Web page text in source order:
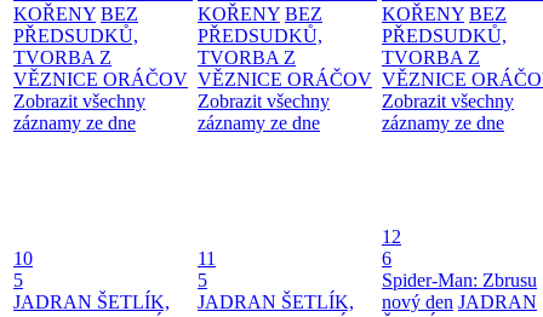
KOŘENY BEZ
PŘEDSUDKŮ,
TVORBA Z
VĚZNICE ORÁČOV
Zobrazit všechny
záznamy ze dne
KOŘENY BEZ
PŘEDSUDKŮ,
TVORBA Z
VĚZNICE ORÁČOV
Zobrazit všechny
záznamy ze dne
KOŘENY BEZ
PŘEDSUDKŮ,
TVORBA Z
VĚZNICE
Zobrazit všechny
záznamy ze dne
10
5
JADRAN ŠETLÍK,
11
5
JADRAN ŠETLÍK,
12
6
Spider-Man: Zbrusu
nový den JADRAN